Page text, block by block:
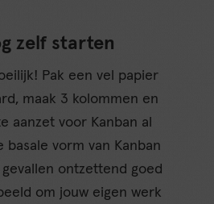
zelf starten
Pak een vel papier
maak 3 kolommen en
aanzet voor Kanban al
basale vorm van Kanban
ontzettend goed
om jouw eigen werk